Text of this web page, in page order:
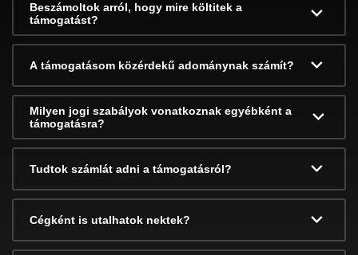
Beszámoltok arról, hogy mire költitek a
támogatást?
A támogatásom közérdekű adománynak számít?
Milyen jogi szabályok vonatkoznak egyébként a
támogatásra?
Tudtok számlát adni a támogatásról?
Cégként is utalhatok nektek?